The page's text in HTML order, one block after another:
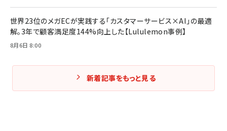
世界23位のメガECが実践する「カスタマーサービス×AI」の最適
解。3年で顧客満足度144%向上した【Lululemon事例】
8月6日 8:00
新着記事をもっと見る